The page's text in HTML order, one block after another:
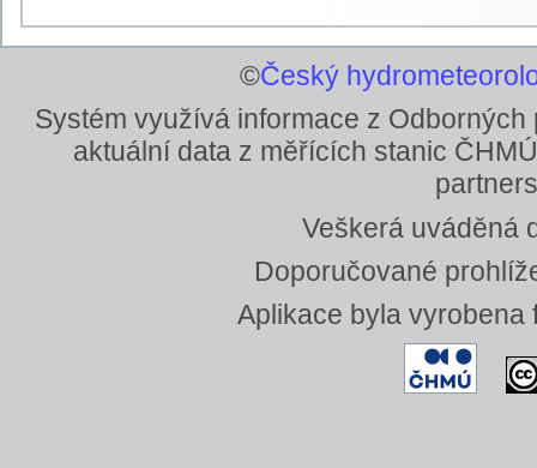
©Český
Systém využívá informace z
aktuální data z měřících stanic
Veškerá uváděná
Doporučované
Aplikace byla vyrobena